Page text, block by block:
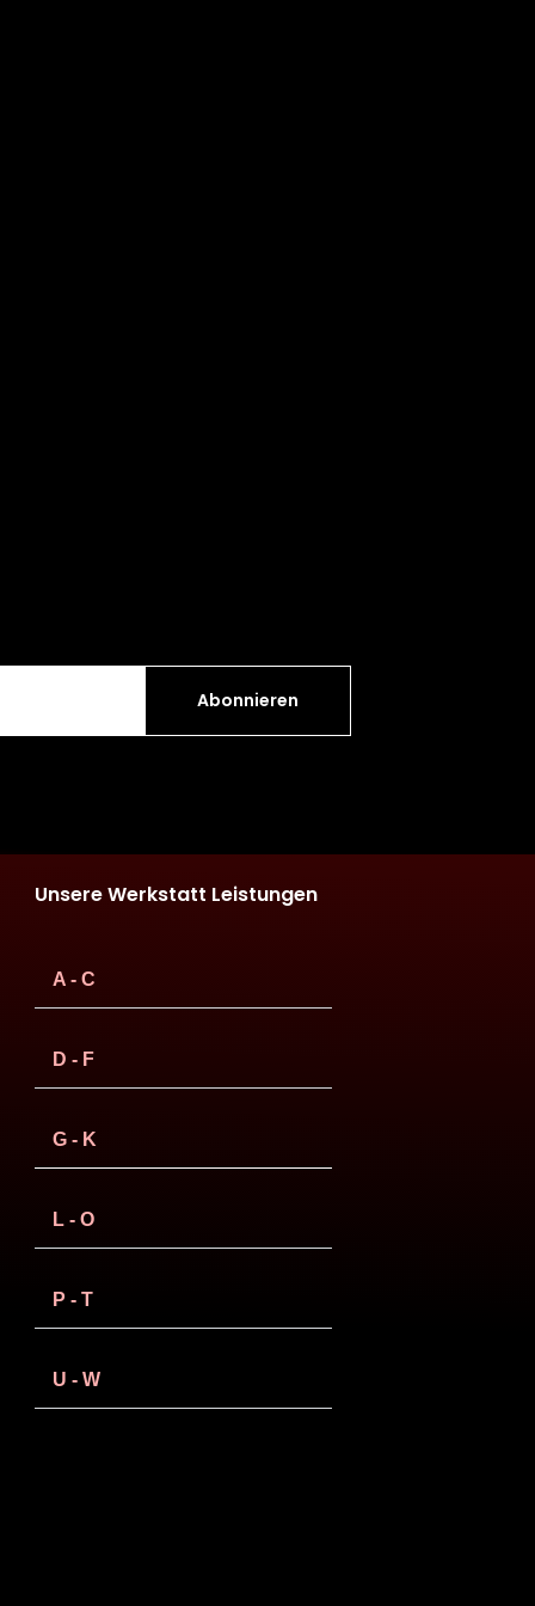
Abonnieren
Unsere Werkstatt Leistungen
A - C
D - F
G - K
L - O
P - T
U - W